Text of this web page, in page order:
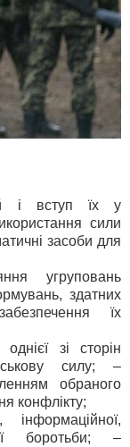
і вступ їх у
сили
засоби для
угруповань
здатних
їх
зі сторін
силу; –
обраного
конфлікту;
інформаційної,
боротьби; –